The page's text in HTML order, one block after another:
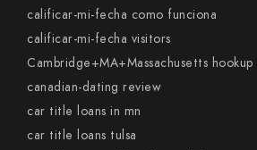
calificar-mi-fecha como funciona
calificar-mi-fecha visitors
Cambridge+MA+Massachusetts hookup
canadian-dating review
car title loans in mn
car title loans tulsa